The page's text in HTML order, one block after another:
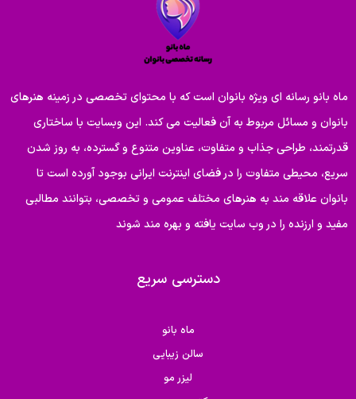
ماه بانو رسانه ای ویژه بانوان است که با محتوای تخصصی در زمینه هنرهای
بانوان و مسائل مربوط به آن فعالیت می کند. این وبسایت با ساختاری
قدرتمند، طراحی جذاب و متفاوت، عناوین متنوع و گسترده، به روز شدن
سریع، محیطی متفاوت را در فضای اینترنت ایرانی بوجود آورده است تا
بانوان علاقه مند به هنرهای مختلف عمومی و تخصصی، بتوانند مطالبی
مفید و ارزنده را در وب سایت یافته و بهره مند شوند
دسترسی سریع
ماه بانو
سالن زیبایی
لیزر مو